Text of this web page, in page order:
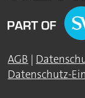
AGB |
Datenschutz-